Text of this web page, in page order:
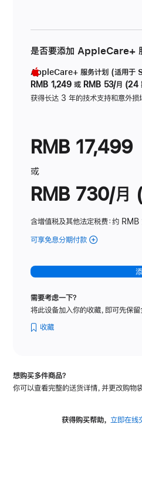
是否要添加 AppleCare+
AppleCare+ 服务计划 (适用
RMB 1,249 或 RMB 53/月 (24
获得长达 3 年的技术支持和意外损
RMB 17,499
或
RMB 730/月
含增值税及其他法定税费：约
可享免息分期付款 (Studio
-
纳
理
可
斜
需要考虑一下？
将此设备加入你的收藏，即可先保
收藏
想购买多件商品？
你可以查看完整的送货详情，并更改购物
获得购买帮助， 立即在线